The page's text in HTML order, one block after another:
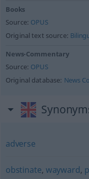
Books
Source: OPUS
Original text source:
News-Commentary
Source: OPUS
Original database: News
adverse
obstinate, wayward,